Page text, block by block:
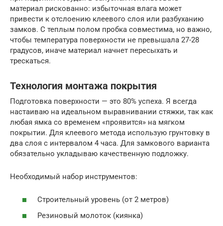
материал рискованно: избыточная влага может
привести к отслоению клеевого слоя или разбуханию
замков. С теплым полом пробка совместима, но важно,
чтобы температура поверхности не превышала 27-28
градусов, иначе материал начнет пересыхать и
трескаться.
Технология монтажа покрытия
Подготовка поверхности — это 80% успеха. Я всегда
настаиваю на идеальном выравнивании стяжки, так как
любая ямка со временем «проявится» на мягком
покрытии. Для клеевого метода использую грунтовку в
два слоя с интервалом 4 часа. Для замкового варианта
обязательно укладываю качественную подложку.
Необходимый набор инструментов:
Строительный уровень (от 2 метров)
Резиновый молоток (киянка)